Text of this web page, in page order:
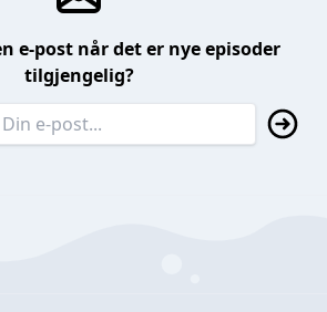
e-post når det er nye episoder
tilgjengelig?